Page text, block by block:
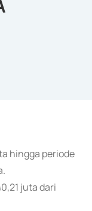
hingga periode
juta dari